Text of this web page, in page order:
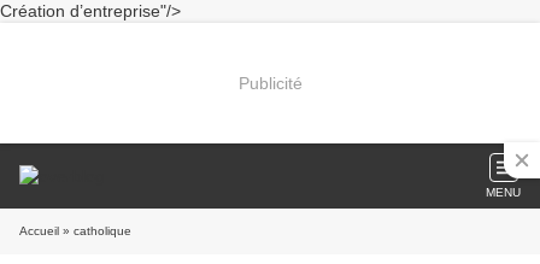
Création d’entreprise"/>
Publicité
MENU
Accueil » catholique